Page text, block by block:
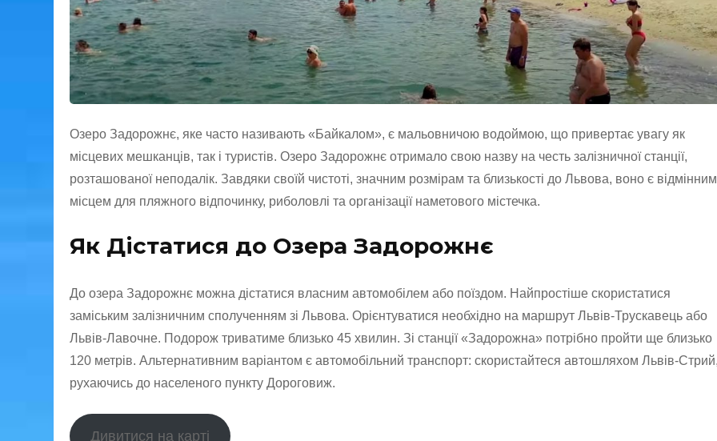
Озеро Задорожнє, яке часто називають «Байкалом», є мальовничою водоймою, що привертає увагу як
місцевих мешканців, так і туристів. Озеро Задорожнє отримало свою назву на честь залізничної станції,
розташованої неподалік. Завдяки своїй чистоті, значним розмірам та близькості до Львова, воно є відмінним
місцем для пляжного відпочинку, риболовлі та організації наметового містечка.
Як Дістатися до Озера Задорожнє
До озера Задорожнє можна дістатися власним автомобілем або поїздом. Найпростіше скористатися
заміським залізничним сполученням зі Львова. Орієнтуватися необхідно на маршрут Львів-Трускавець або
Львів-Лавочне. Подорож триватиме близько 45 хвилин. Зі станції «Задорожна» потрібно пройти ще близько
120 метрів. Альтернативним варіантом є автомобільний транспорт: скористайтеся автошляхом Львів-
рухаючись до населеного пункту Дороговиж.
Дивитися на карті